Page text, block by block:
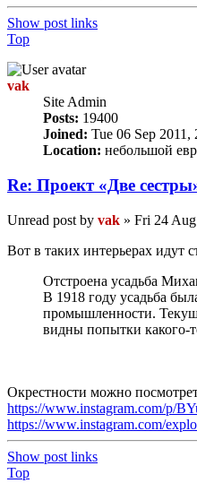
Show post links
Top
vak
Site Admin
Posts: 19400
Joined: Tue 06 Sep 2011,
Location: небольшой
Re: Проект «Две
Unread post by vak » Fri 24
Вот в таких интерьерах идут
Отстроена усадьба
В 1918 году усадьба
промышленности.
видны попытки какого-
Окрестности можно
https://www.instagram.com/p/
https://www.instagram.com/
Show post links
Top